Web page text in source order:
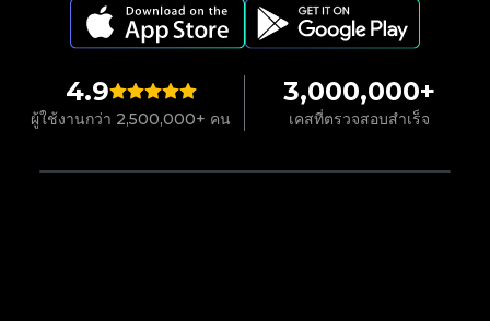
4.9
ผู้ใช้งานกว่า 2,500,000+ คน
3,000,000+
เคสที่ตรวจสอบสำเร็จ